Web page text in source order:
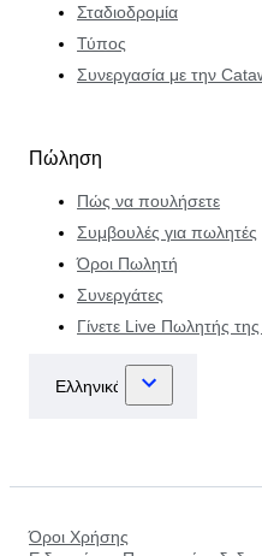
Σταδιοδρομία
Τύπος
Συνεργασία με την
Πώληση
Πώς να πουλήσετε
Συμβουλές για πωλητές
Όροι Πωλητή
Συνεργάτες
Γίνετε Live Πωλητής
Όροι Χρήσης